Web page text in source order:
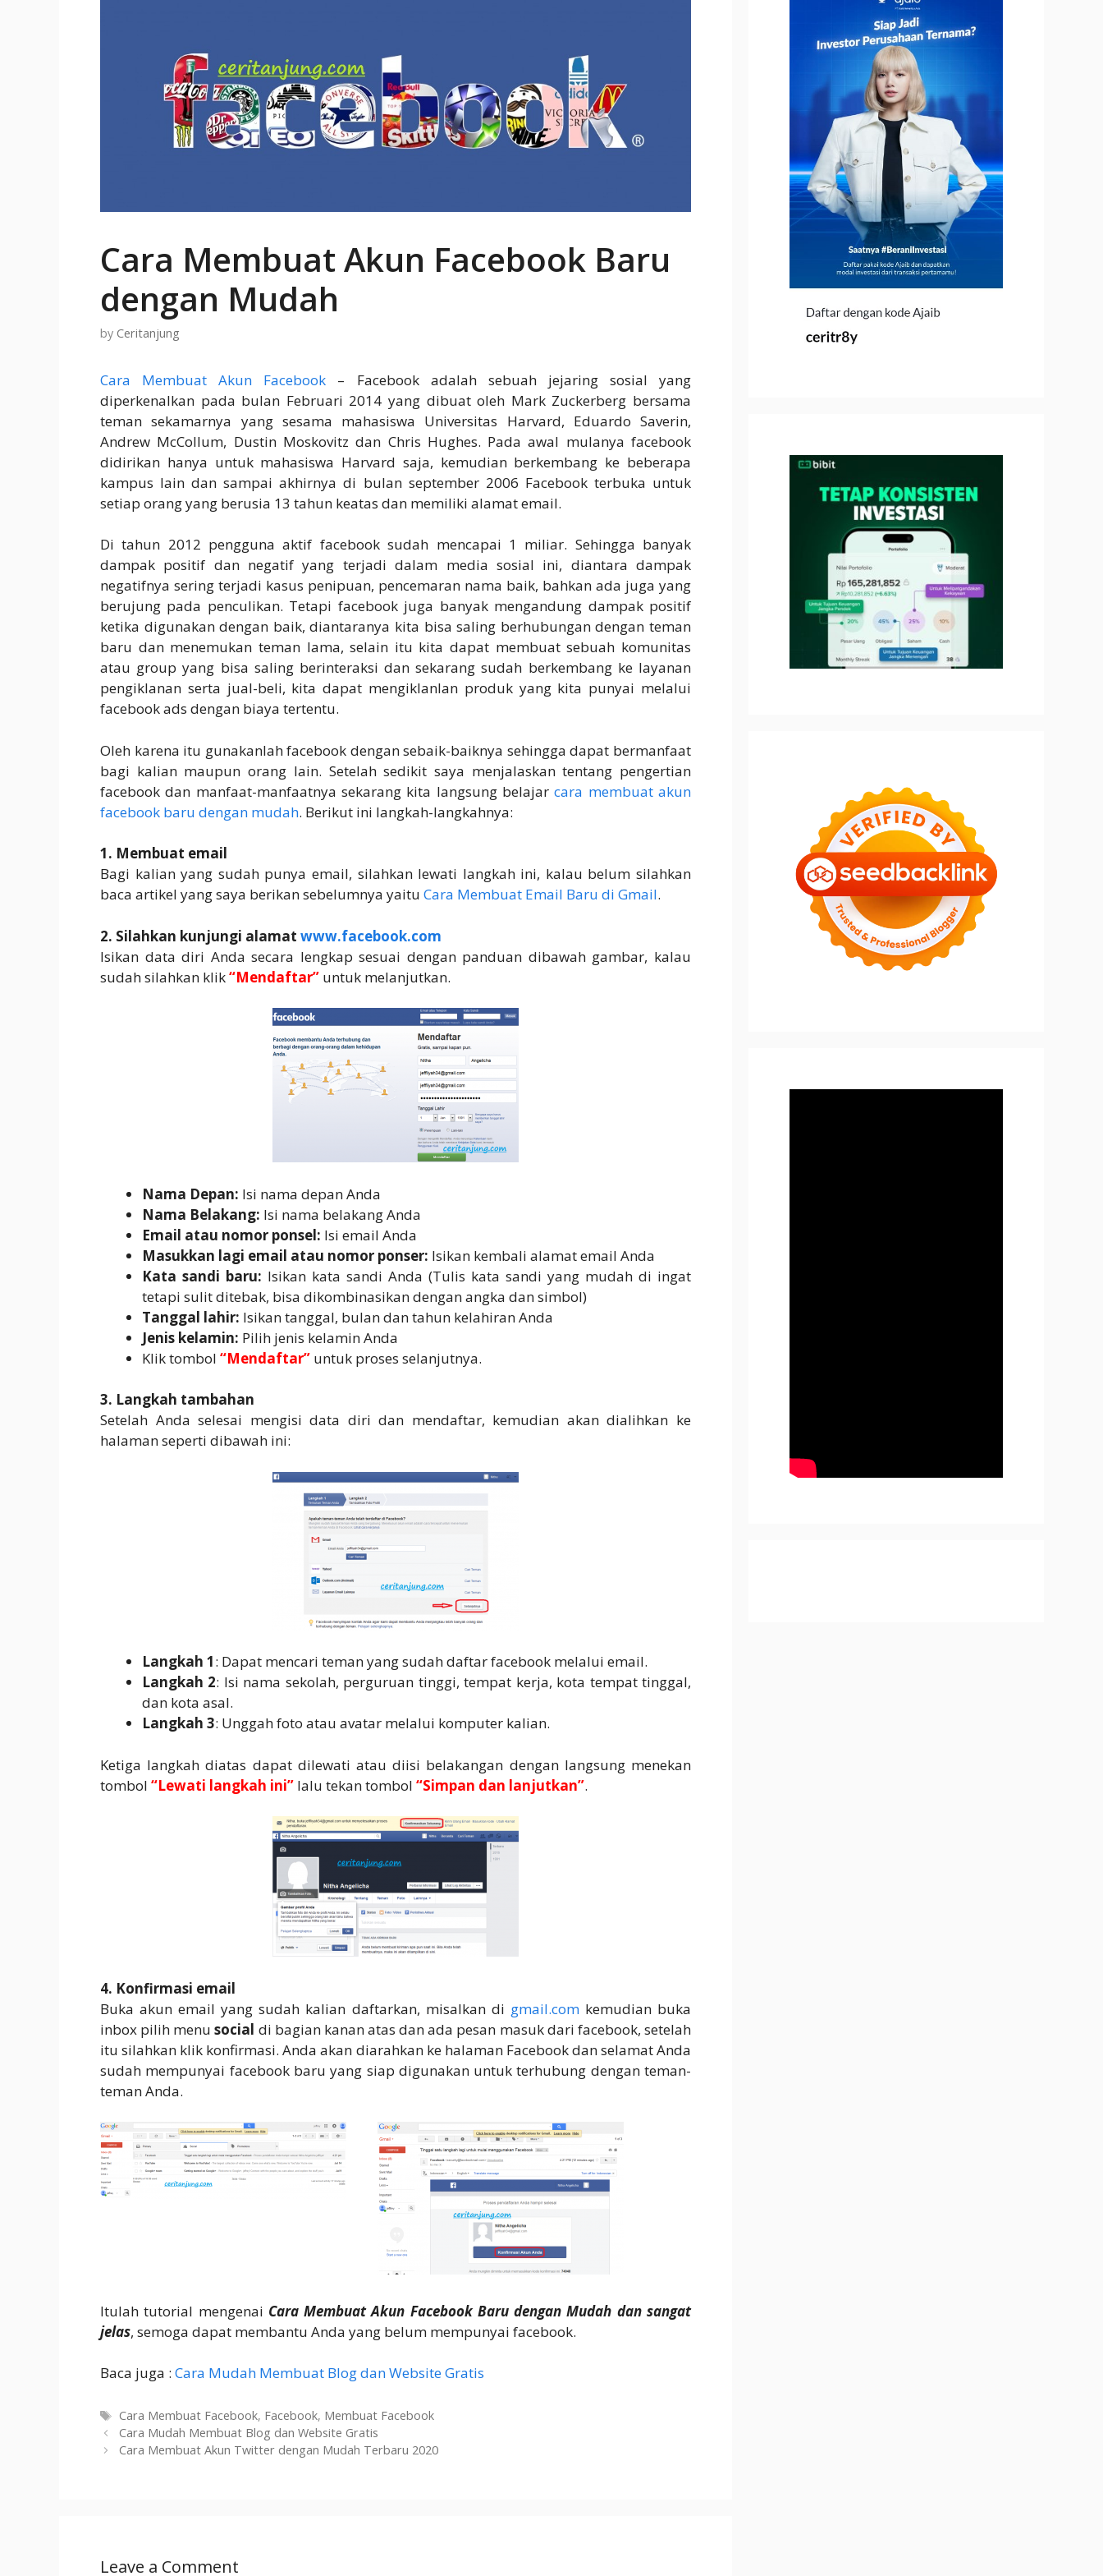
Cara Membuat Akun Facebook Baru
dengan Mudah
by Ceritanjung
Cara Membuat Akun Facebook – Facebook adalah sebuah jejaring sosial yang
diperkenalkan pada bulan Februari 2014 yang dibuat oleh Mark Zuckerberg bersama
teman sekamarnya yang sesama mahasiswa Universitas Harvard, Eduardo Saverin,
Andrew McCollum, Dustin Moskovitz dan Chris Hughes. Pada awal mulanya facebook
didirikan hanya untuk mahasiswa Harvard saja, kemudian berkembang ke beberapa
kampus lain dan sampai akhirnya di bulan september 2006 Facebook terbuka untuk
setiap orang yang berusia 13 tahun keatas dan memiliki alamat email.
Di tahun 2012 pengguna aktif facebook sudah mencapai 1 miliar. Sehingga banyak
dampak positif dan negatif yang terjadi dalam media sosial ini, diantara dampak
negatifnya sering terjadi kasus penipuan, pencemaran nama baik, bahkan ada juga yang
berujung pada penculikan. Tetapi facebook juga banyak mengandung dampak positif
ketika digunakan dengan baik, diantaranya kita bisa saling berhubungan dengan teman
baru dan menemukan teman lama, selain itu kita dapat membuat sebuah komunitas
atau group yang bisa saling berinteraksi dan sekarang sudah berkembang ke layanan
pengiklanan serta jual-beli, kita dapat mengiklanlan produk yang kita punyai melalui
facebook ads dengan biaya tertentu.
Oleh karena itu gunakanlah facebook dengan sebaik-baiknya sehingga dapat bermanfaat
bagi kalian maupun orang lain. Setelah sedikit saya menjalaskan tentang pengertian
facebook dan manfaat-manfaatnya sekarang kita langsung belajarcara membuat akun
facebook baru dengan mudah. Berikut ini langkah-langkahnya:
1. Membuat email
Bagi kalian yang sudah punya email, silahkan lewati langkah ini, kalau belum silahkan
baca artikel yang saya berikan sebelumnya yaitu Cara Membuat Email Baru di Gmail.
2. Silahkan kunjungi alamat www.facebook.com
Isikan data diri Anda secara lengkap sesuai dengan panduan dibawah gambar, kalau
sudah silahkan klik“Mendaftar” untuk melanjutkan.
Nama Depan: Isi nama depan Anda
Nama Belakang: Isi nama belakang Anda
Email atau nomor ponsel: Isi email Anda
Masukkan lagi email atau nomor ponser: Isikan kembali alamat email Anda
Kata sandi baru: Isikan kata sandi Anda (Tulis kata sandi yang mudah di ingat
tetapi sulit ditebak, bisa dikombinasikan dengan angka dan simbol)
Tanggal lahir: Isikan tanggal, bulan dan tahun kelahiran Anda
Jenis kelamin: Pilih jenis kelamin Anda
Klik tombol “Mendaftar” untuk proses selanjutnya.
3. Langkah tambahan
Setelah Anda selesai mengisi data diri dan mendaftar, kemudian akan dialihkan ke
halaman seperti dibawah ini:
Langkah 1: Dapat mencari teman yang sudah daftar facebook melalui email.
Langkah 2: Isi nama sekolah, perguruan tinggi, tempat kerja, kota tempat tinggal,
dan kota asal.
Langkah 3: Unggah foto atau avatar melalui komputer kalian.
Ketiga langkah diatas dapat dilewati atau diisi belakangan dengan langsung menekan
tombol “Lewati langkah ini” lalu tekan tombol “Simpan dan lanjutkan”.
4. Konfirmasi email
Buka akun email yang sudah kalian daftarkan, misalkan di gmail.comkemudian buka
inbox pilih menusocial di bagian kanan atas dan ada pesan masuk dari facebook, setelah
itu silahkan klik konfirmasi. Anda akan diarahkan ke halaman Facebook dan selamat Anda
sudah mempunyai facebook baru yang siap digunakan untuk terhubung dengan teman-
teman Anda.
Itulah tutorial mengenai Cara Membuat Akun Facebook Baru dengan Mudah dan sangat
jelas, semoga dapat membantu Anda yang belum mempunyai facebook.
Baca juga : Cara Mudah Membuat Blog dan Website Gratis
Tags
Cara Membuat Facebook, Facebook, Membuat Facebook
Cara Mudah Membuat Blog dan Website Gratis
Cara Membuat Akun Twitter dengan Mudah Terbaru 2020
Leave a Comment